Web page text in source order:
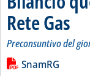
Rete Gas ..
Preconsuntivo del
Leggi tutta la
Lista allegati
SnamRG